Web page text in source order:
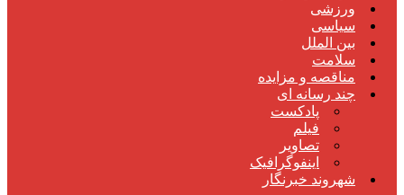
ورزشی
سیاسی
بین الملل
سلامت
مناقصه و مزایده
چند رسانه ای
پادکست
فیلم
تصاویر
اینفوگرافیک
شهروند خبرنگار